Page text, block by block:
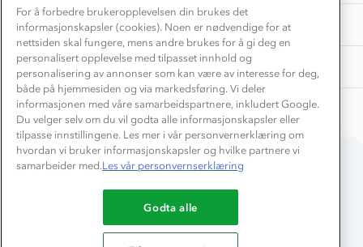
TIPS OG RÅD
Beredskap
AKTIVITETER
Barnehageansatt
Tips til hyttetur
Du betaler enkelt med
For å forbedre brukeropplevelsen din brukes det
informasjonskapsler (cookies). Noen er nødvendige for at
nettsiden skal fungere, mens andre brukes for å gi deg en
personalisert opplevelse med tilpasset innhold og
personalisering av annonser som kan være av interesse for deg,
både på hjemmesiden og via markedsføring. Vi deler
informasjonen med våre samarbeidspartnere, inkludert Google.
Du velger selv om du vil godta alle informasjonskapsler eller
tilpasse innstillingene. Les mer i vår personvernerklæring om
hvordan vi bruker informasjonskapsler og hvilke partnere vi
samarbeider med.Les vår personvernserklæring
Godta alle